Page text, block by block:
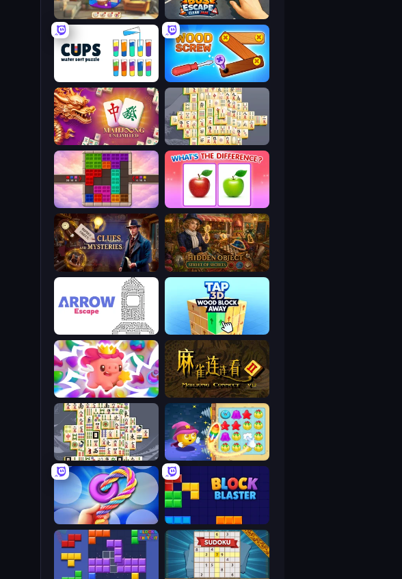
Bus Escape: Clear Jam
Yarn Fever! Unravel Puzzle
Wood Screw: Bolts Puzzle
Mahjong Online
Mahjong Unlimited
What's The Difference?
Color Cube Puzzle
Hidden Object: Street Of Secrets
Hidden Object: Clues and Mysteries
Arrow Escape
Match Arena
Candy Riddles
Mahjong Titans
Block Blaster
Twisted Tangle